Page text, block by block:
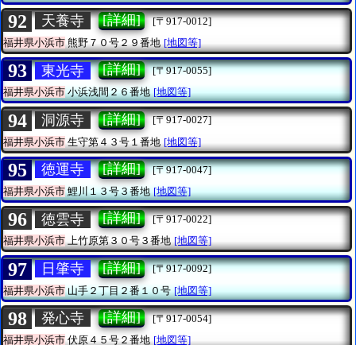
92 天養寺 [詳細]
[〒917-0012]
福井県小浜市 熊野７０号２９番地 [地図等]
93 東光寺 [詳細]
[〒917-0055]
福井県小浜市小浜浅間２６番地 [地図等]
94 洞源寺 [詳細]
[〒917-0027]
福井県小浜市 生守第４３号１番地 [地図等]
95 徳運寺 [詳細]
[〒917-0047]
福井県小浜市鯉川１３号３番地 [地図等]
96 徳雲寺 [詳細]
[〒917-0022]
福井県小浜市上竹原第３０号３番地 [地図等]
97 日肇寺 [詳細]
[〒917-0092]
福井県小浜市山手２丁目２番１０号 [地図等]
98 発心寺 [詳細]
[〒917-0054]
福井県小浜市 伏原４５号２番地 [地図等]